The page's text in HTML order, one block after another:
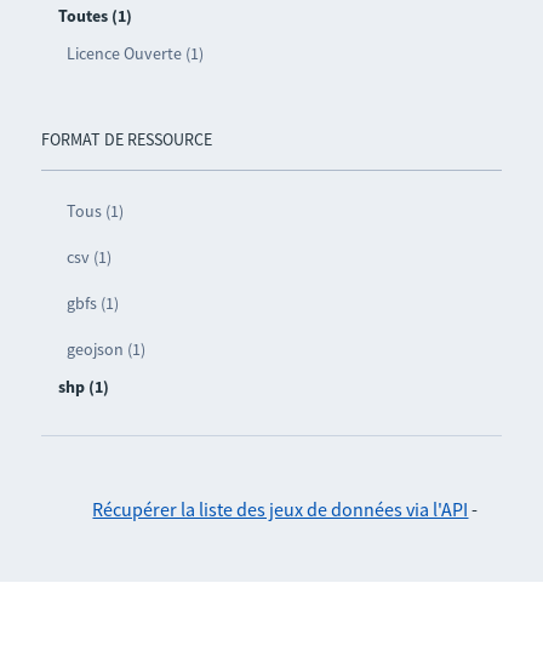
Toutes (1)
Licence Ouverte (1)
FORMAT DE RESSOURCE
Tous (1)
csv (1)
gbfs (1)
geojson (1)
shp (1)
Récupérer la liste des jeux de données via l'API -